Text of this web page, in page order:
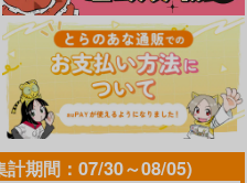
計期間：07/30～08/05)